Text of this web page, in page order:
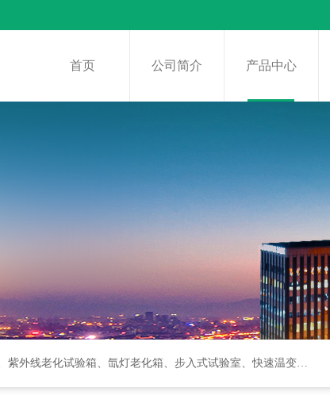
首页 公司简介 产品中心
试验箱、氙灯老化箱、步入式试验室、快速温变箱、盐雾试验箱等等